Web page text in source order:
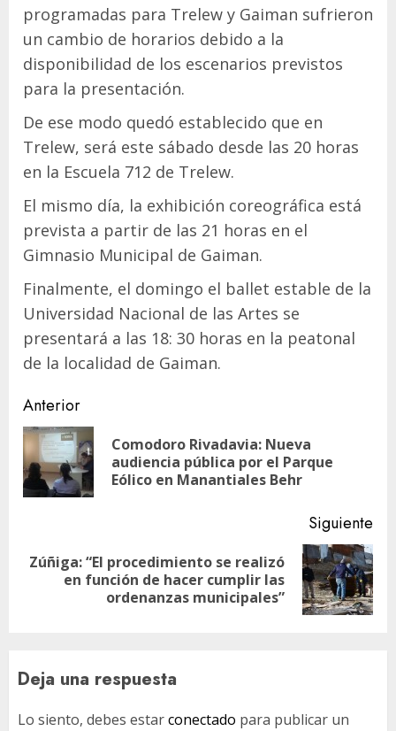
programadas para Trelew y Gaiman sufrieron
un cambio de horarios debido a la
disponibilidad de los escenarios previstos
para la presentación.
De ese modo quedó establecido que en
Trelew, será este sábado desde las 20 horas
en la Escuela 712 de Trelew.
El mismo día, la exhibición coreográfica está
prevista a partir de las 21 horas en el
Gimnasio Municipal de Gaiman.
Finalmente, el domingo el ballet estable de la
Universidad Nacional de las Artes se
presentará a las 18: 30 horas en la peatonal
de la localidad de Gaiman.
Navegación
de
entradas
Anterior
Comodoro Rivadavia: Nueva
audiencia pública por el Parque
Eólico en Manantiales Behr
Siguiente
Siguiente
Zúñiga: “El procedimiento se realizó
en función de hacer cumplir las
ordenanzas municipales”
Deja una respuesta
Lo siento, debes estarconectado para publicar un